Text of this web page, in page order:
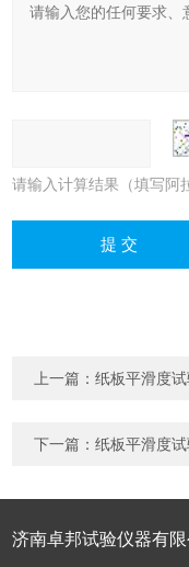
请输入计算结果（填写阿
上一篇：纸板平滑度
下一篇：纸板平滑度
济南卓邦试验仪器有限